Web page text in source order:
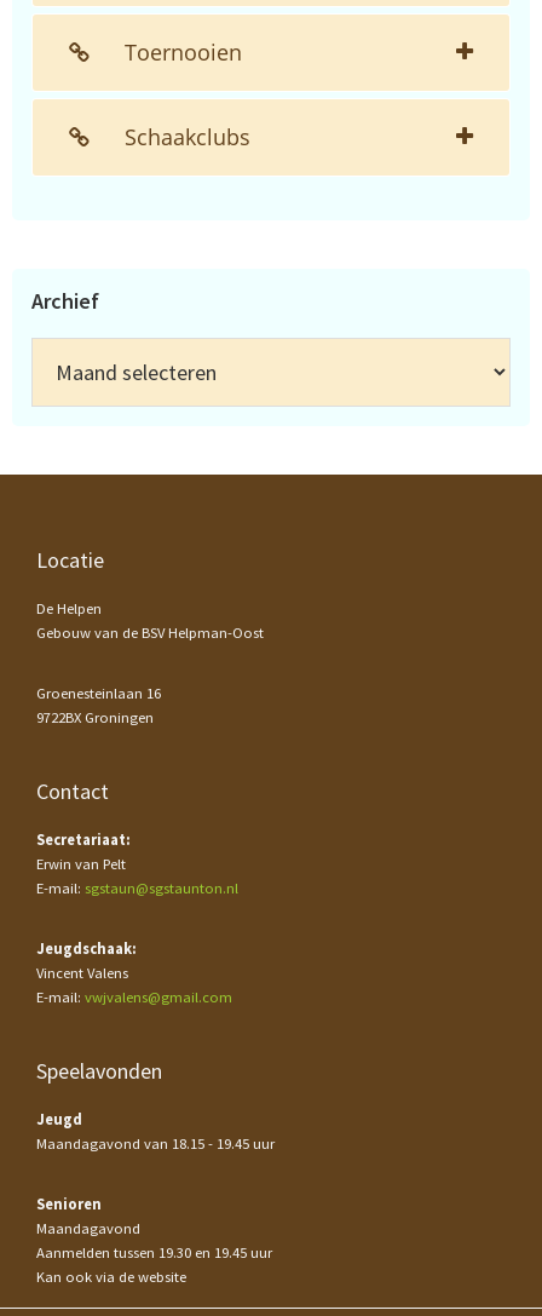
Toernooien
Schaakclubs
Archief
Footer
Locatie
De Helpen
Gebouw van de BSV Helpman-Oost
Groenesteinlaan 16
9722BX Groningen
Contact
Secretariaat:
Erwin van Pelt
E-mail: sgstaun@sgstaunton.nl
Jeugdschaak:
Vincent Valens
E-mail: vwjvalens@gmail.com
Speelavonden
Jeugd
Maandagavond van 18.15 - 19.45 uur
Senioren
Maandagavond
Aanmelden tussen 19.30 en 19.45 uur
Kan ook via de website